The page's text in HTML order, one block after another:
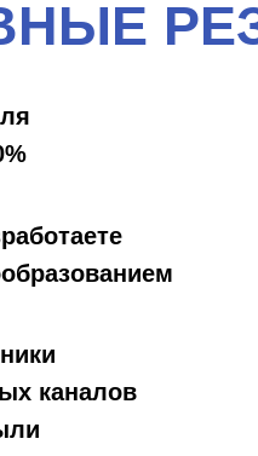
каналов